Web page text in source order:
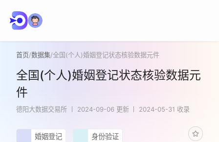
首页/数据集/全国(个人)婚姻登记状态核验数据元件
全国(个人)婚姻登记状态核验数据元
件
德阳大数据交易所 2024-09-06 更新 2024-05-31 收录
婚姻登记 身份验证